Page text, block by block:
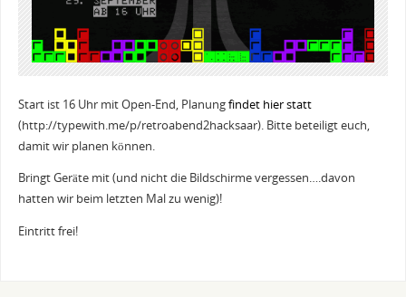
Start ist 16 Uhr mit Open-End, Planungfindet hier statt
(http://typewith.me/p/retroabend2hacksaar). Bitte beteiligt euch,
damit wir planen können.
Bringt Geräte mit (und nicht die Bildschirme vergessen….davon
hatten wir beim letzten Mal zu wenig)!
Eintritt frei!